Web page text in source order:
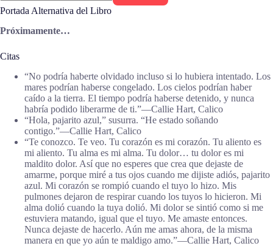
Portada Alternativa del Libro
Próximamente…
Citas
“No podría haberte olvidado incluso si lo hubiera intentado. Los
mares podrían haberse congelado. Los cielos podrían haber
caído a la tierra. El tiempo podría haberse detenido, y nunca
habría podido liberarme de ti.”―Callie Hart, Calico
“Hola, pajarito azul,” susurra. “He estado soñando
contigo.”―Callie Hart, Calico
“Te conozco. Te veo. Tu corazón es mi corazón. Tu aliento es
mi aliento. Tu alma es mi alma. Tu dolor… tu dolor es mi
maldito dolor. Así que no esperes que crea que dejaste de
amarme, porque miré a tus ojos cuando me dijiste adiós, pajarito
azul. Mi corazón se rompió cuando el tuyo lo hizo. Mis
pulmones dejaron de respirar cuando los tuyos lo hicieron. Mi
alma dolió cuando la tuya dolió. Mi dolor se sintió como si me
estuviera matando, igual que el tuyo. Me amaste entonces.
Nunca dejaste de hacerlo. Aún me amas ahora, de la misma
manera en que yo aún te maldigo amo.”―Callie Hart, Calico